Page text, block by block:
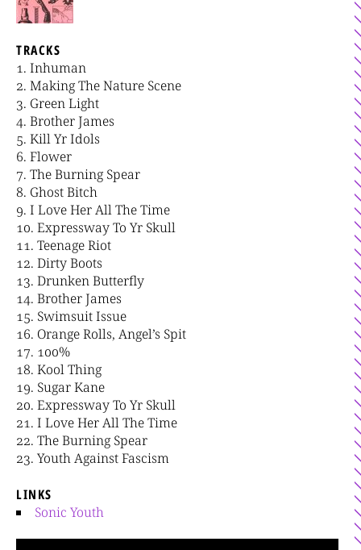
TRACKS
Inhuman
Making The Nature Scene
Green Light
Brother James
Kill Yr Idols
Flower
The Burning Spear
Ghost Bitch
I Love Her All The Time
Expressway To Yr Skull
Teenage Riot
Dirty Boots
Drunken Butterfly
Brother James
Swimsuit Issue
Orange Rolls, Angel’s Spit
100%
Kool Thing
Sugar Kane
Expressway To Yr Skull
I Love Her All The Time
The Burning Spear
Youth Against Fascism
LINKS
Sonic Youth